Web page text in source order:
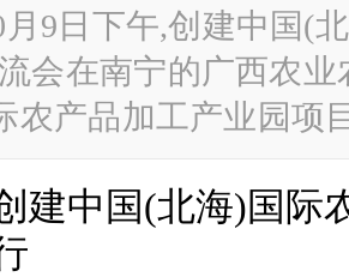
月9日下午,创建中国(
会在南宁的广西农
农产品加工产业园
建中国(北海)国际